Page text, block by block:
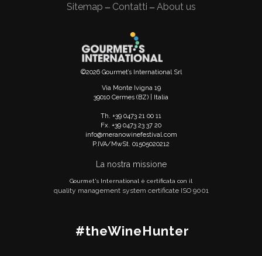
Sitemap — Contatti — About us
©2026 Gourmet’s International Srl
Via Monte Ivigna 19
39010 Cermes (BZ) | Italia
Th. +39 0473 21 00 11
Fx. +39 0473 23 37 20
info@meranowinefestival.com
P.IVA/MwSt. 01505020212
La nostra missione
Gourmet's International è certificata con il
quality management system certificate ISO 9001
#theWineHunter